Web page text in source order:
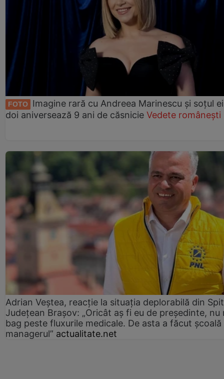
FOTO
Imagine rară cu Andreea Marinescu și soțul
doi aniversează 9 ani de căsnicie Vedete românești
Adrian Veștea, reacție la situația deplorabilă din
Județean Brașov: „Oricât aș fi eu de președinte, nu
bag peste fluxurile medicale. De asta a făcut școală
managerul” actualitate.net